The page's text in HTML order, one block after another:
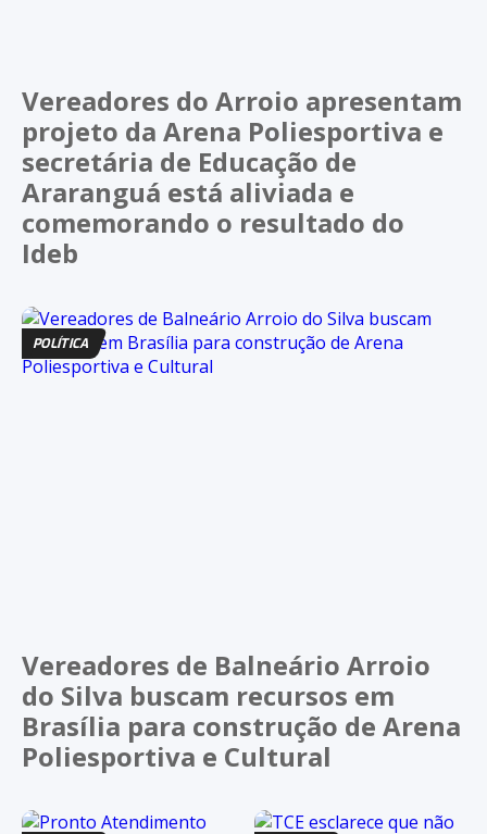
Vereadores do Arroio apresentam
projeto da Arena Poliesportiva e
secretária de Educação de
Araranguá está aliviada e
comemorando o resultado do
Ideb
POLÍTICA
Vereadores de Balneário Arroio
do Silva buscam recursos em
Brasília para construção de Arena
Poliesportiva e Cultural